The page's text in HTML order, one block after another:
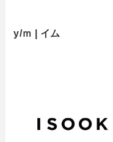
y/ｍ | イム